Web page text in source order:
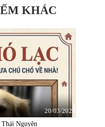
KHÁC
20/03/2026
Nguyên